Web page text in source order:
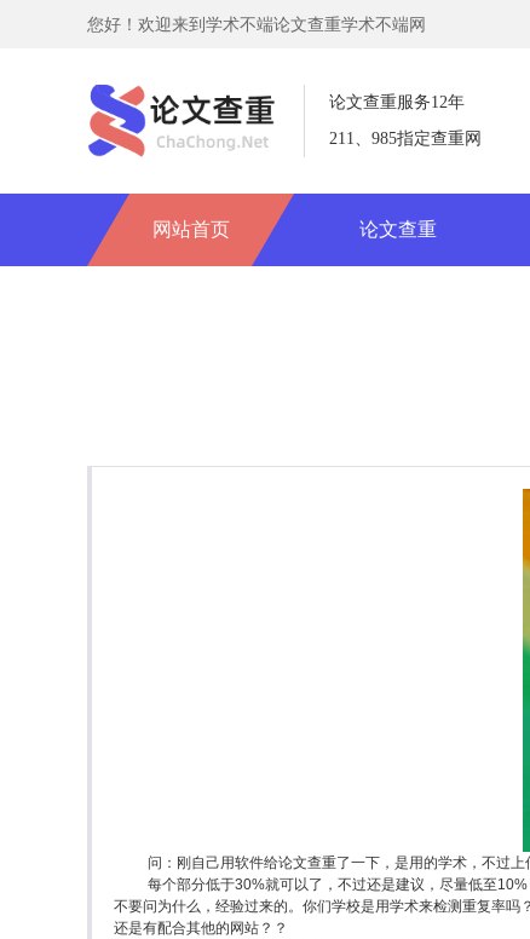
您好！欢迎来到学术不端论文查重学术不端网
网站首页 论文查重
论文查重服务12年
211、985指定查重网
问：刚自己用软件给论文查重了一下，是用的学术，不过
每个部分低于30%就可以了，不过还是建议，尽量低至10%
不要问为什么，经验过来的。你们学校是用学术来检测重复率吗？
还是有配合其他的网站？？